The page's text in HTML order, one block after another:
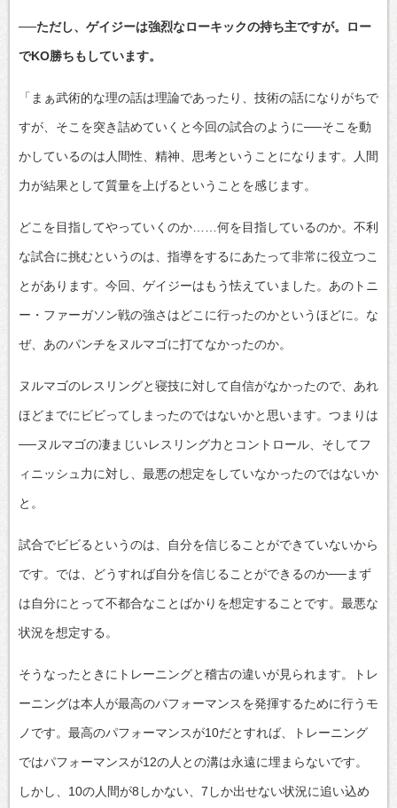
──ただし、ゲイジーは強烈なローキックの持ち主ですが。ロー
でKO勝ちもしています。
「まぁ武術的な理の話は理論であったり、技術の話になりがちで
すが、そこを突き詰めていくと今回の試合のように──そこを動
かしているのは人間性、精神、思考ということになります。人間
力が結果として質量を上げるということを感じます。
どこを目指してやっていくのか……何を目指しているのか。不利
な試合に挑むというのは、指導をするにあたって非常に役立つこ
とがあります。今回、ゲイジーはもう怯えていました。あのトニ
ー・ファーガソン戦の強さはどこに行ったのかというほどに。な
ぜ、あのパンチをヌルマゴに打てなかったのか。
ヌルマゴのレスリングと寝技に対して自信がなかったので、あれ
ほどまでにビビってしまったのではないかと思います。つまりは
──ヌルマゴの凄まじいレスリング力とコントロール、そしてフ
ィニッシュ力に対し、最悪の想定をしていなかったのではないか
と。
試合でビビるというのは、自分を信じることができていないから
です。では、どうすれば自分を信じることができるのか──まず
は自分にとって不都合なことばかりを想定することです。最悪な
状況を想定する。
そうなったときにトレーニングと稽古の違いが見られます。トレ
ーニングは本人が最高のパフォーマンスを発揮するために行うモ
ノです。最高のパフォーマンスが10だとすれば、トレーニング
ではパフォーマンスが12の人との溝は永遠に埋まらないです。
しかし、10の人間が8しかない、7しか出せない状況に追い込め